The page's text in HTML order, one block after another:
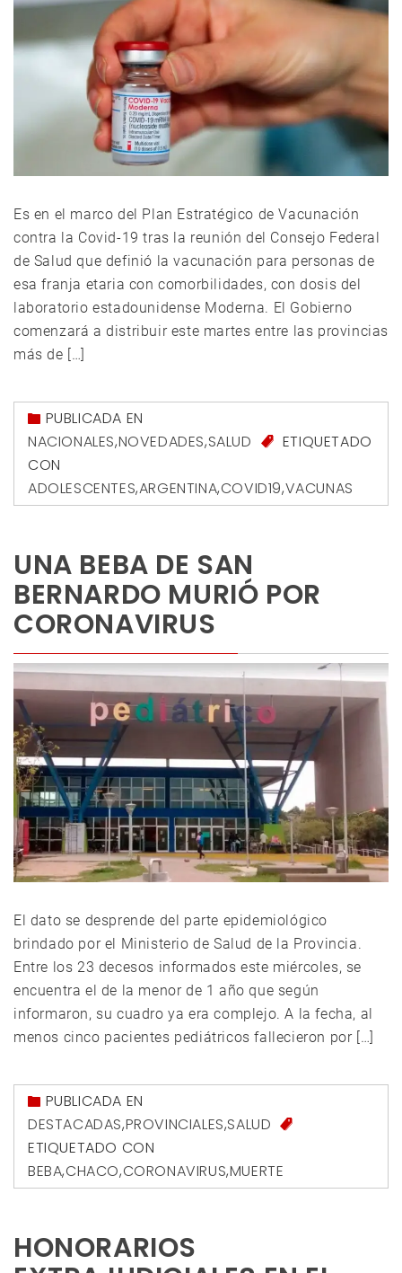
Es en el marco del Plan Estratégico de Vacunación
contra la Covid-19 tras la reunión del Consejo Federal
de Salud que definió la vacunación para personas de
esa franja etaria con comorbilidades, con dosis del
laboratorio estadounidense Moderna. El Gobierno
comenzará a distribuir este martes entre las provincias
más de […]
PUBLICADA EN
NACIONALES,NOVEDADES,SALUD
ETIQUETADO
CON
ADOLESCENTES,ARGENTINA,COVID19,VACUNAS
UNA BEBA DE SAN
BERNARDO MURIÓ POR
CORONAVIRUS
El dato se desprende del parte epidemiológico
brindado por el Ministerio de Salud de la Provincia.
Entre los 23 decesos informados este miércoles, se
encuentra el de la menor de 1 año que según
informaron, su cuadro ya era complejo. A la fecha, al
menos cinco pacientes pediátricos fallecieron por […]
PUBLICADA EN
DESTACADAS,PROVINCIALES,SALUD
ETIQUETADO CON
BEBA,CHACO,CORONAVIRUS,MUERTE
HONORARIOS